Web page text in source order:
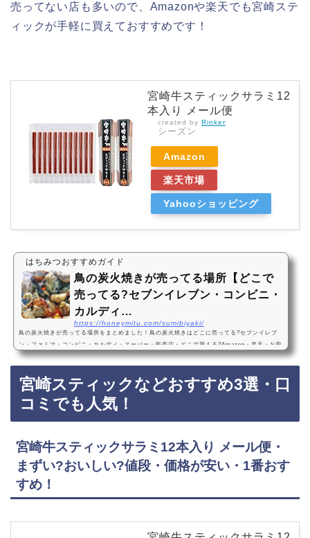
売ってない店も多いので、Amazonや楽天でも宮崎ステ
ィックが手軽に買えておすすめです！
宮崎牛スティックサラミ12
本入り メール便
created by Rinker
シーズン
Amazon
楽天市場
Yahooショッピング
はちみつおすすめガイド
鳥の炭火焼きが売ってる場所【どこで
売ってる?セブンイレブン・コンビニ・
カルディ…
https://honeymitu.com/sumibiyaki/
鳥の炭火焼きが売ってる場所をまとめました！鳥の炭火焼きはどこに売ってる?セブンイレブ
ン・ファミマ・コンビニ・カルディ・スーパー・販売店・どこで買える?Amazon・楽天・お取
り寄せ・売ってない?鳥の炭火焼きは、セブンイレブンやファミリーマートなどのコンビニ、
や楽天でも鳥の炭火焼きがお得に買えておすすめです！鳥の炭火焼きおすすめ3選・口コミで
も人気宮崎名物焼き鳥 鶏の炭火焼100ｇ 手仕込み+冷凍でなければ出来なかった焼き立て…
宮崎スティックなどおすすめ3選・口
コミでも人気！
宮崎牛スティックサラミ12本入り メール便・
まずい?おいしい?値段・価格が安い・1番おす
すめ！